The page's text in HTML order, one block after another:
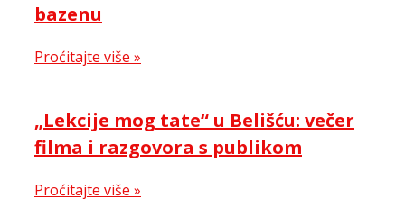
bazenu
Proćitajte više »
„Lekcije mog tate“ u Belišću: večer
filma i razgovora s publikom
Proćitajte više »